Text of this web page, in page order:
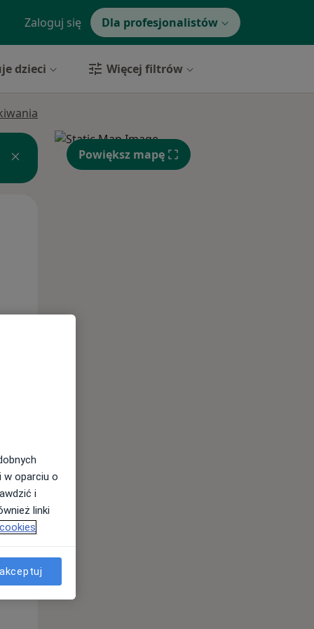
Zaloguj się Dla profesjonalistów
dzieci Więcej filtrów
Powiększ mapę
w oparciu o
i
linki